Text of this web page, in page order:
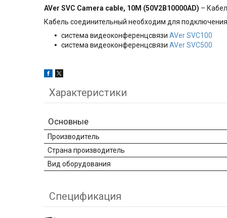
AVer SVC Camera cable, 10M (50V2B10000AD) –
Кабель соединительный необходим для
система видеоконференцсвязи AVer SVC100
система видеоконференцсвязи AVer SVC500
Характеристики
Основные
Производитель
Страна производитель
Вид оборудования
Спецификация